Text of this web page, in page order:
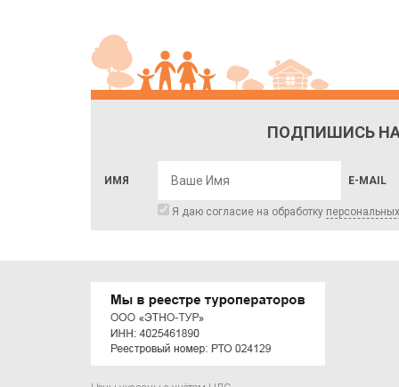
ПОДПИШИСЬ
ИМЯ E-MAIL
Я даю согласие на обработку